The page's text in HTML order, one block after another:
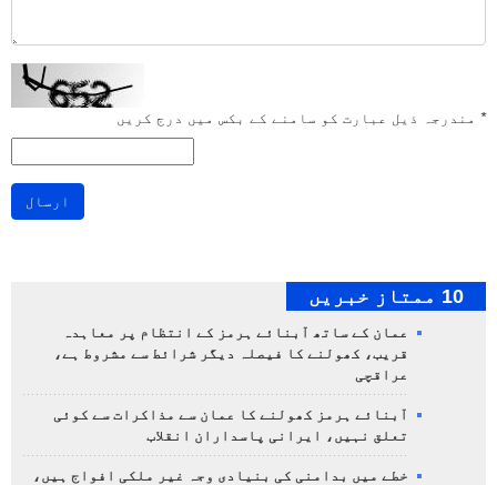
* مندرجہ ذیل عبارت کو سامنے کے بکس میں درج کریں
ارسال
10 ممتاز خبریں
عمان کے ساتھ آبنائے ہرمز کے انتظام پر معاہدہ
قریب، کھولنے کا فیصلہ دیگر شرائط سے مشروط ہے،
عراقچی
آبنائے ہرمز کھولنے کا عمان سے مذاکرات سے کوئی
تعلق نہیں، ایرانی پاسداران انقلاب
خطے میں بدامنی کی بنیادی وجہ غیر ملکی افواج ہیں،